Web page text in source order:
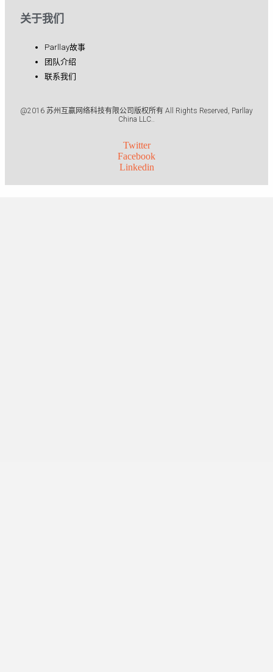
关于我们
Parllay故事
团队介绍
联系我们
@2016 苏州互赢网络科技有限公司版权所有 All Rights Reserved, Parllay
China LLC..
Twitter
Facebook
Linkedin